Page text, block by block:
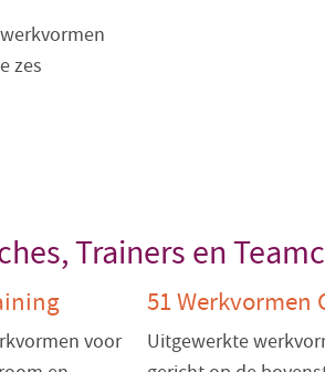
zes
Trainers en
voor
51 Werkvormen
Uitgewerkte